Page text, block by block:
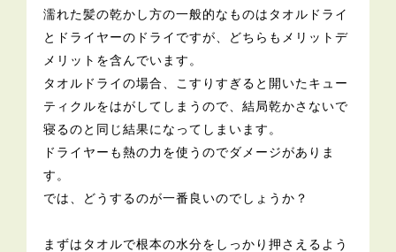
濡れた髪の乾かし方の一般的なものはタオルドライ
とドライヤーのドライですが、どちらもメリットデ
メリットを含んでいます。
タオルドライの場合、こすりすぎると開いたキュー
ティクルをはがしてしまうので、結局乾かさないで
寝るのと同じ結果になってしまいます。
ドライヤーも熱の力を使うのでダメージがありま
す。
では、どうするのが一番良いのでしょうか？
まずはタオルで根本の水分をしっかり押さえるよう